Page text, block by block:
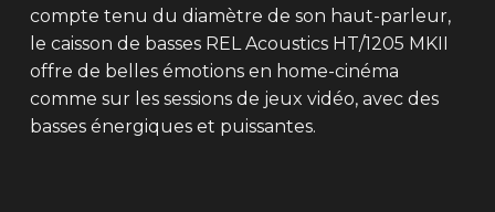
compte tenu du diamètre de son haut-parleur,
le caisson de basses REL Acoustics HT/1205 MKII
offre de belles émotions en home-cinéma
comme sur les sessions de jeux vidéo, avec des
basses énergiques et puissantes.